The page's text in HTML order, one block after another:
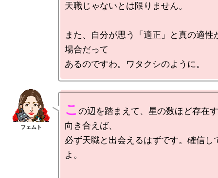
天職じゃないとは限りません。
また、自分が思う「適正」と真の適性
場合だって
こ の辺を踏まえて、星の数ほど存在
向き合えば、
必ず天職と出会えるはずです。確信し
よ。